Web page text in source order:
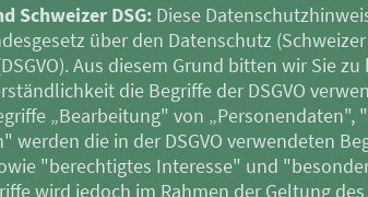
Schweizer DSG: Diese
über den Datenschutz
Aus diesem Grund bitten wir Sie
die Begriffe der DSGVO
„Bearbeitung" von
werden die in der DSGVO verwendeten
"berechtigtes Interesse" und
wird jedoch im Rahmen der Geltung